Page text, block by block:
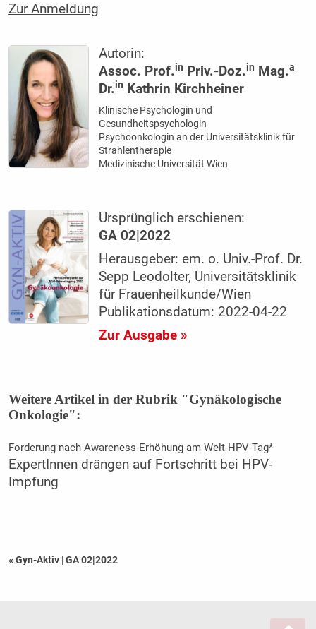
Zur Anmeldung
Autorin:
Assoc. Prof.in Priv.-Doz.in Mag.a
Dr.in Kathrin Kirchheiner
Klinische Psychologin und
Gesundheitspsychologin
Psychoonkologin an der Universitätsklinik für
Strahlentherapie
Medizinische Universität Wien
Ursprünglich erschienen:
GA 02|2022
Herausgeber: em. o. Univ.-Prof. Dr.
Sepp Leodolter, Universitätsklinik
für Frauenheilkunde/Wien
Publikationsdatum: 2022-04-22
Zur Ausgabe »
Weitere Artikel in der Rubrik "Gynäkologische
Onkologie":
Forderung nach Awareness-Erhöhung am Welt-HPV-Tag*
ExpertInnen drängen auf Fortschritt bei HPV-
Impfung
« Gyn-Aktiv |GA 02|2022